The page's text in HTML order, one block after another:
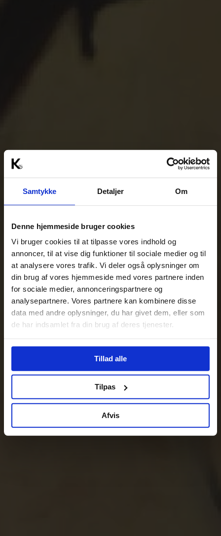
Samtykke Detaljer Om
Denne hjemmeside bruger cookies
Vi bruger cookies til at tilpasse vores indhold og
annoncer, til at vise dig funktioner til sociale medier og til
at analysere vores trafik. Vi deler også oplysninger om
din brug af vores hjemmeside med vores partnere inden
for sociale medier, annonceringspartnere og
analysepartnere. Vores partnere kan kombinere disse
data med andre oplysninger, du har givet dem, eller som
de har indsamlet fra din brug af deres tjenester.
Tillad alle
Tilpas
Afvis